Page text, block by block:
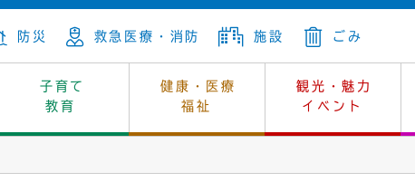
防災 救急医療・消防 施設 ごみ
子育て
教育
健康・医療
福祉
観光・魅力
イベント
金 上下水道
生涯学習
休日当番医
レジャー・スポーツ
ニュートラル 土地
市長の部屋